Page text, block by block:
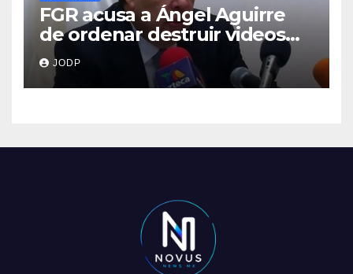
FGR acusa a Ángel Aguirre
de ordenar destruir videos
clave del caso Ayotzinapa
JODP